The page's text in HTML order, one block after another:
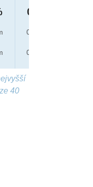
0 %
0 mm
0 mm
40